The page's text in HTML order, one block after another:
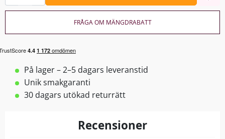
FRÅGA OM MÄNGDRABATT
På lager – 2–5 dagars leveranstid
Unik smakgaranti
30 dagars utökad returrätt
Recensioner